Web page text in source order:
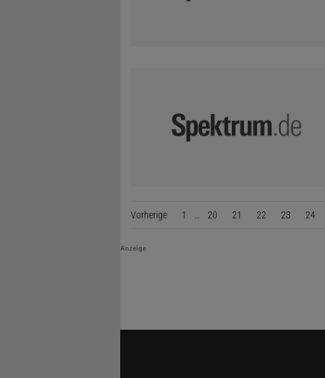
Vorherige Seite1 … 20 21 22 23 24
Anzeige